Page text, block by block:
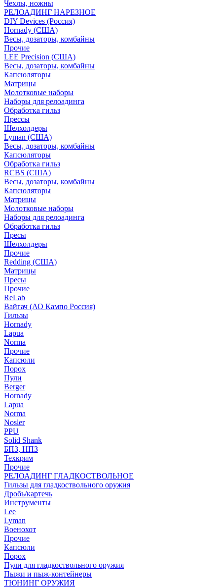
Чехлы, ножны
РЕЛОАДИНГ НАРЕЗНОЕ
DIY Devices (Россия)
Hornady (США)
Весы, дозаторы, комбайны
Прочие
LEE Precision (США)
Весы, дозаторы, комбайны
Капсюляторы
Матрицы
Молотковые наборы
Наборы для релоадинга
Обработка гильз
Преcсы
Шелхолдеры
Lyman (США)
Весы, дозаторы, комбайны
Капсюляторы
Обработка гильз
RCBS (США)
Весы, дозаторы, комбайны
Капсюляторы
Матрицы
Молотковые наборы
Наборы для релоадинга
Обработка гильз
Пресы
Шелхолдеры
Прочие
Redding (США)
Матрицы
Пресы
Прочие
ReLab
Вайгач (АО Кампо Россия)
Гильзы
Hornady
Lapua
Norma
Прочие
Капсюли
Порох
Пули
Berger
Hornady
Lapua
Norma
Nosler
PPU
Solid Shank
БПЗ, НПЗ
Техкрим
Прочие
РЕЛОАДИНГ ГЛАДКОСТВОЛЬНОЕ
Гильзы для гладкоствольного оружия
Дробь/картечь
Инструменты
Lee
Lyman
Военохот
Прочие
Капсюли
Порох
Пули для гладкоствольного оружия
Пыжи и пыж-контейнеры
ТЮНИНГ ОРУЖИЯ